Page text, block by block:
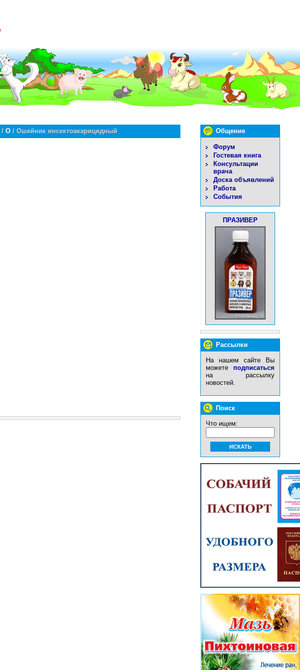
Общение
Форум
Гостевая книга
Консультации
врача
Доска объявлений
Работа
События
ПРАЗИВЕР
Рассылки
На нашем сайте Вы
можете подписаться
на рассылку
новостей.
Поиск
Что ищем:
/ О / Ошейник инсектоакарицидный